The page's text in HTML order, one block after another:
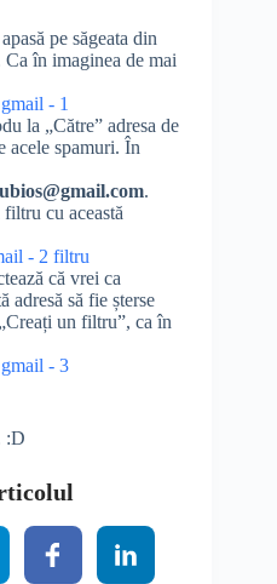
pe săgeata din
Ca în imaginea de mai
la „Către” adresa de
acele spamuri. În
.
cu această
că vrei ca
adresă să fie șterse
un filtru”, ca în
:D